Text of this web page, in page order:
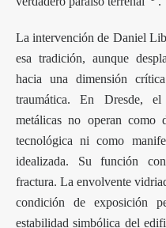
La intervención de Daniel
esa tradición, aunque
hacia una dimensión
traumática. En Dresde,
metálicas no operan como
tecnológica ni como
idealizada. Su función
fractura. La envolvente
condición de exposición
estabilidad simbólica del